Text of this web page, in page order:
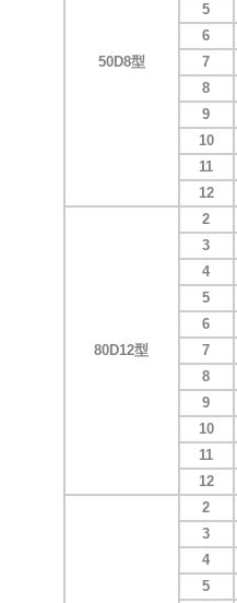
50D8型
5
6
7
8
9
10
11
12
80D12型
2
3
4
5
6
7
8
9
10
11
12
2
3
4
5